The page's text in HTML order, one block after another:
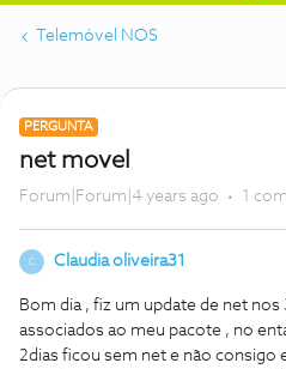
Telemóvel NOS
PERGUNTA
net movel
Forum|Forum|4 years ago 1
C Claudia oliveira31
Bom dia , fiz um update de net
associados ao meu pacote , no
2dias ficou sem net e não